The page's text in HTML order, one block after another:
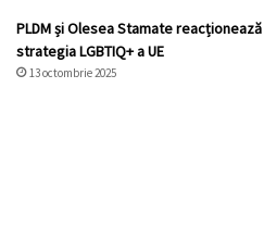
PLDM și Olesea Stamate
strategia LGBTIQ+ a UE
13 octombrie 2025